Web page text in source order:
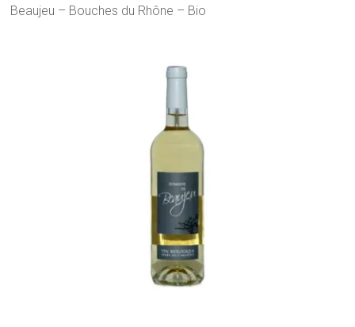
Beaujeu – Bouches du Rhône – Bio